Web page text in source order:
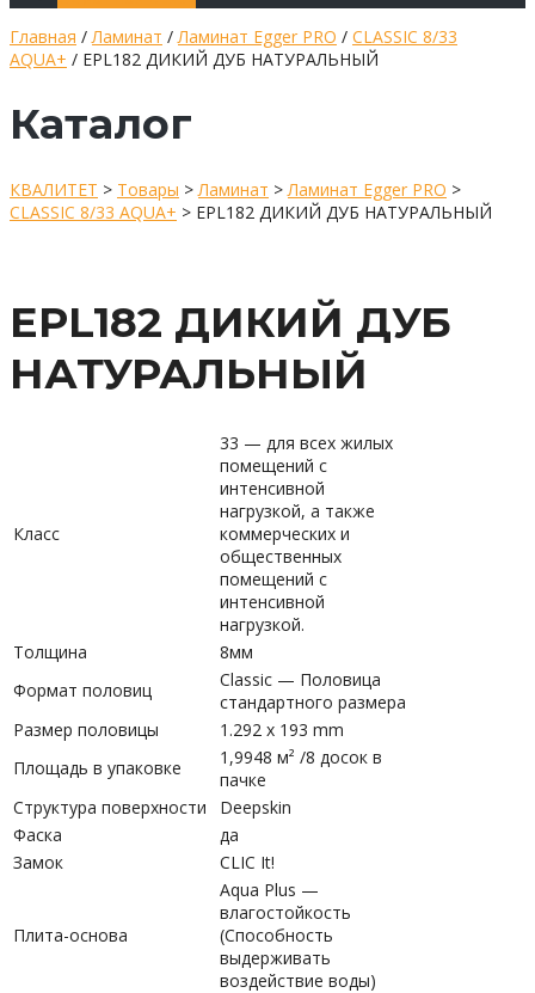
Главная /Ламинат /Ламинат Egger PRO / CLASSIC 8/33
AQUA+ / EPL182 ДИКИЙ ДУБ НАТУРАЛЬНЫЙ
Каталог
КВАЛИТЕТ > Товары >Ламинат >Ламинат Egger PRO >
CLASSIC 8/33 AQUA+ > EPL182 ДИКИЙ ДУБ НАТУРАЛЬНЫЙ
EPL182 ДИКИЙ ДУБ
НАТУРАЛЬНЫЙ
Класс
33 — для всех жилых
помещений с
интенсивной
нагрузкой, а также
коммерческих и
общественных
помещений с
интенсивной
нагрузкой.
Толщина
8мм
Формат половиц
Classic — Половица
стандартного размера
Размер половицы
1.292 x 193 mm
Площадь в упаковке
1,9948 м² /8 досок в
пачке
Структура поверхности
Deepskin
Фаска
да
Замок
CLIC It!
Плита-основа
Aqua Plus —
влагостойкость
(Способность
выдерживать
воздействие воды)